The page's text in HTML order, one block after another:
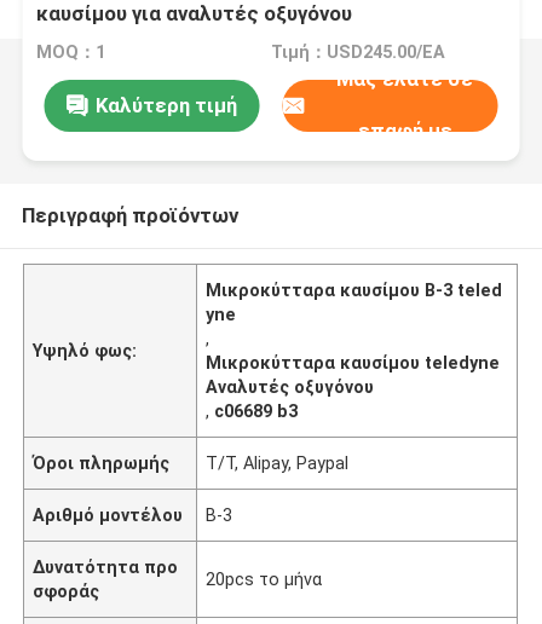
καυσίμου για αναλυτές οξυγόνου
MOQ：1 Τιμή：USD245.00/EA
Καλύτερη τιμή
Μας ελάτε σε
επαφή με
Περιγραφή προϊόντων
Υψηλό φως:
Μικροκύτταρα καυσίμου B-3 teled
yne
,
Μικροκύτταρα καυσίμου teledyne
Αναλυτές οξυγόνου
, c06689 b3
Όροι πληρωμής Τ/Τ, Alipay, Paypal
Αριθμό μοντέλου Β-3
Δυνατότητα προ
σφοράς
20pcs το μήνα